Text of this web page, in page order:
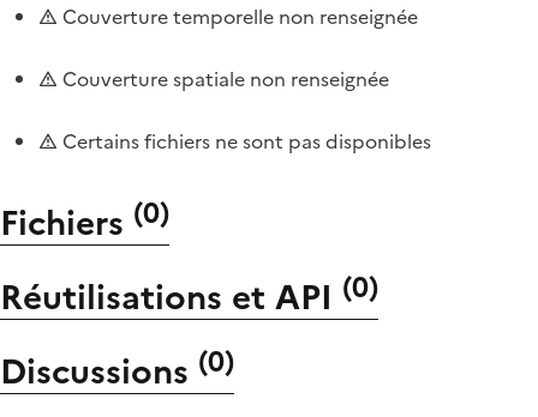
Couverture temporelle non renseignée
Couverture spatiale non renseignée
Certains fichiers ne sont pas disponibles
Fichiers (0)
Réutilisations et API (0)
Discussions (0)